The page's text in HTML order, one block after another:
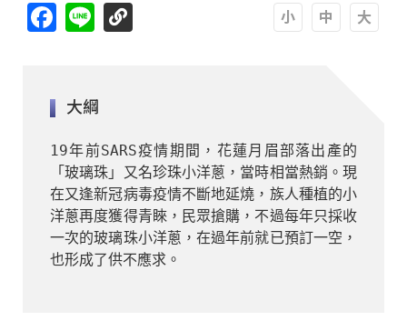
Facebook
Line
大綱
19年前SARS疫情期間，花蓮月眉部落出產的
「玻璃珠」又名珍珠小洋蔥，當時相當熱銷。現
在又逢新冠病毒疫情不斷地延燒，族人種植的小
洋蔥再度獲得青睞，民眾搶購，不過每年只採收
一次的玻璃珠小洋蔥，在過年前就已預訂一空，
也形成了供不應求。